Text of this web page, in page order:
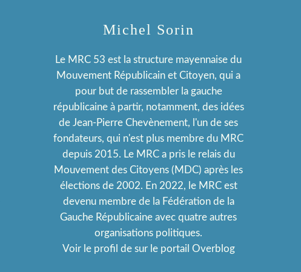
Michel Sorin
Le MRC 53 est la structure mayennaise du
Mouvement Républicain et Citoyen, qui a
pour but de rassembler la gauche
républicaine à partir, notamment, des idées
de Jean-Pierre Chevènement, l'un de ses
fondateurs, qui n'est plus membre du MRC
depuis 2015. Le MRC a pris le relais du
Mouvement des Citoyens (MDC) après les
élections de 2002. En 2022, le MRC est
devenu membre de la Fédération de la
Gauche Républicaine avec quatre autres
organisations politiques.
Voir le profil de sur le portail Overblog